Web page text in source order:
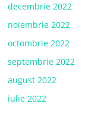
decembrie 2022
noiembrie 2022
octombrie 2022
septembrie 2022
august 2022
iulie 2022